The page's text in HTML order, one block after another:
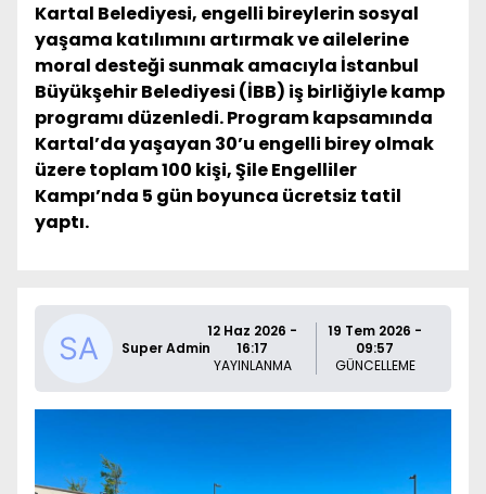
Kartal Belediyesi, engelli bireylerin sosyal
yaşama katılımını artırmak ve ailelerine
moral desteği sunmak amacıyla İstanbul
Büyükşehir Belediyesi (İBB) iş birliğiyle kamp
programı düzenledi. Program kapsamında
Kartal’da yaşayan 30’u engelli birey olmak
üzere toplam 100 kişi, Şile Engelliler
Kampı’nda 5 gün boyunca ücretsiz tatil
yaptı.
Super Admin
12 Haz 2026 -
16:17
YAYINLANMA
19 Tem 2026 -
09:57
GÜNCELLEME